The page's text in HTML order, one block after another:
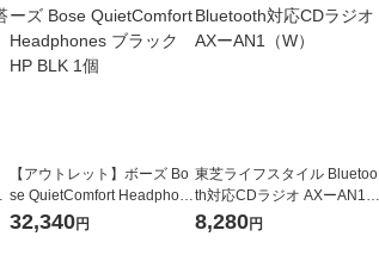
【アウトレット】ボーズ Bo
se QuietComfort Headphon
es ブラック HP BLK 1個
32,340円
東芝ライフスタイル Bluetoo
th対応CDラジオ AXーAN1
（W）
8,280円